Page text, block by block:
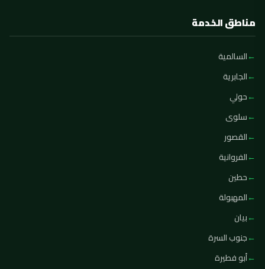
مناطق الخدمة
السالمية
الجابرية
حولي
سلوى
القصور
الفروانية
حطين
المهبولة
بيان
جنوب السرة
أبو فطيرة